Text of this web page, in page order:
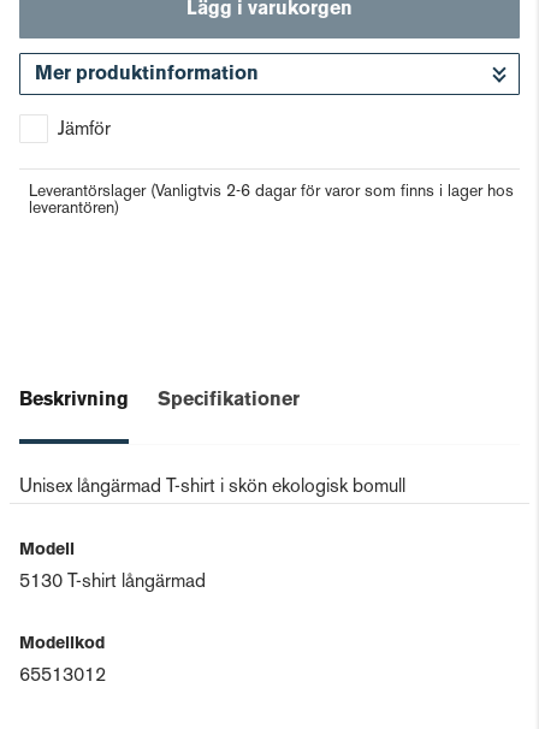
Lägg i varukorgen
Mer produktinformation
Jämför
Leverantörslager (Vanligtvis 2-6 dagar för varor som finns i lager hos
leverantören)
Beskrivning Specifikationer
Unisex långärmad T-shirt i skön ekologisk bomull
Modell
5130 T-shirt långärmad
Modellkod
65513012